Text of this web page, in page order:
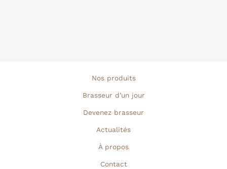
Nos produits
Brasseur d’un jour
Devenez brasseur
Actualités
À propos
Contact